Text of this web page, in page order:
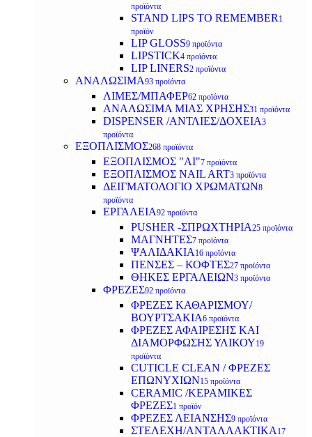
προϊόντα
STAND LIPS TO REMEMBER 1
προϊόν
LIP GLOSS9 προϊόντα
LIPSTICK4 προϊόντα
LIP LINERS2 προϊόντα
ΑΝΑΛΩΣΙΜΑ93 προϊόντα
ΛΙΜΕΣ/ΜΠΑΦΕΡ62 προϊόντα
ΑΝΑΛΩΣΙΜΑ ΜΙΑΣ ΧΡΗΣΗΣ31 προϊόντα
DISPENSER /ΑΝΤΛΙΕΣ/ΔΟΧΕΙΑ3
προϊόντα
ΕΞΟΠΛΙΣΜΟΣ268 προϊόντα
ΕΞΟΠΛΙΣΜΟΣ "AI"7 προϊόντα
ΕΞΟΠΛΙΣΜΟΣ NAIL ART3 προϊόντα
ΔΕΙΓΜΑΤΟΛΟΓΙΟ ΧΡΩΜΑΤΩΝ8
προϊόντα
ΕΡΓΑΛΕΙΑ92 προϊόντα
PUSHER -ΣΠΡΩΧΤΗΡΙΑ25 προϊόντα
ΜΑΓΝΗΤΕΣ7 προϊόντα
ΨΑΛΙΔΑΚΙΑ 16 προϊόντα
ΠΕΝΣΕΣ – ΚΟΦΤΕΣ27 προϊόντα
ΘΗΚΕΣ ΕΡΓΑΛΕΙΩΝ3 προϊόντα
ΦΡΕΖΕΣ92 προϊόντα
ΦΡΕΖΕΣ ΚΑΘΑΡΙΣΜΟΥ/
ΒΟΥΡΤΣΑΚΙΑ6 προϊόντα
ΦΡΕΖΕΣ ΑΦΑΙΡΕΣΗΣ ΚΑΙ
ΔΙΑΜΟΡΦΩΣΗΣ ΥΛΙΚΟΥ19
προϊόντα
CUTICLE CLEAN / ΦΡΕΖΕΣ
ΕΠΩΝΥΧΙΩΝ15 προϊόντα
CERAMIC /ΚΕΡΑΜΙΚΕΣ
ΦΡΕΖΕΣ1 προϊόν
ΦΡΕΖΕΣ ΛΕΙΑΝΣΗΣ9 προϊόντα
ΣΤΕΛΕΧΗ/ΑΝΤΑΛΛΑΚΤΙΚΑ 17